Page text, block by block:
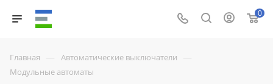
0
Главная — Автоматические выключатели —
Модульные автоматы